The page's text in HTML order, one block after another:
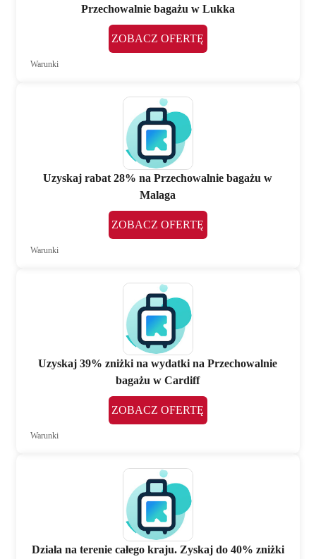
Przechowalnie bagażu w Lukka
ZOBACZ OFERTĘ
Warunki
Uzyskaj rabat 28% na Przechowalnie bagażu w
Malaga
ZOBACZ OFERTĘ
Warunki
Uzyskaj 39% zniżki na wydatki na Przechowalnie
bagażu w Cardiff
ZOBACZ OFERTĘ
Warunki
Działa na terenie całego kraju. Zyskaj do 40% zniżki